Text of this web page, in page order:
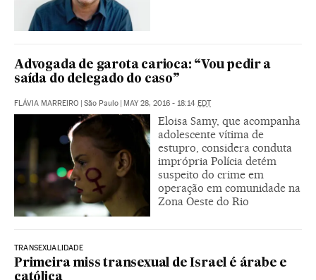
Advogada de garota carioca: “Vou pedir a
saída do delegado do caso”
FLÁVIA MARREIRO | São Paulo | MAY 28, 2016 - 18:14 EDT
Eloisa Samy, que acompanha
adolescente vítima de
estupro, considera conduta
imprópria Polícia detém
suspeito do crime em
operação em comunidade na
Zona Oeste do Rio
TRANSEXUALIDADE
Primeira miss transexual de Israel é árabe e
católica